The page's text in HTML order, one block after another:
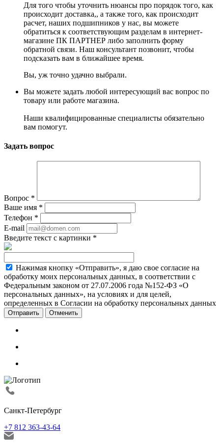
Для того чтобы уточнить нюансы про порядок того, как
происходит доставка,, а также того, как происходит
расчет, наших подшипников у нас, вы можете
обратиться к соответствующим разделам в интернет-
магазине ПК ПАРТНЕР либо заполнить форму
обратной связи. Наш консультант позвонит, чтобы
подсказать вам в ближайшее время.
Вы, уж точно удачно выбрали.
Вы можете задать любой интересующий вас вопрос по
товару или работе магазина.
Наши квалифицированные специалисты обязательно
вам помогут.
Задать вопрос
Вопрос *
Ваше имя *
Телефон *
E-mail
Введите текст с картинки *
Нажимая кнопку «Отправить», я даю свое согласие на
обработку моих персональных данных, в соответствии с
Федеральным законом от 27.07.2006 года №152-ФЗ «О
персональных данных», на условиях и для целей,
определенных в Согласии на обработку персональных данных
Отменить
Санкт-Петербург
+7 812 363-43-64